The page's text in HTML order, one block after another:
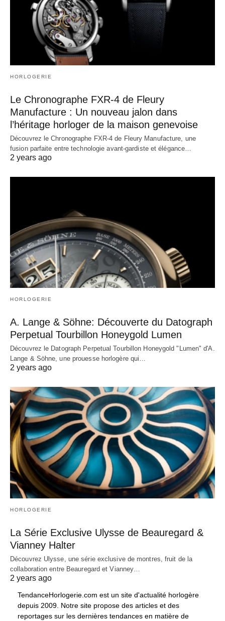
HORLOGERIE
Le Chronographe FXR-4 de Fleury
Manufacture : Un nouveau jalon dans
l’héritage horloger de la maison genevoise
Découvrez le Chronographe FXR-4 de Fleury Manufacture, une
fusion parfaite entre technologie avant-gardiste et élégance…
2 years ago
HORLOGERIE
A. Lange & Söhne: Découverte du Datograph
Perpetual Tourbillon Honeygold Lumen
Découvrez le Datograph Perpetual Tourbillon Honeygold "Lumen" d'A.
Lange & Söhne, une prouesse horlogère qui…
2 years ago
HORLOGERIE
La Série Exclusive Ulysse de Beauregard &
Vianney Halter
Découvrez Ulysse, une série exclusive de montres, fruit de la
collaboration entre Beauregard et Vianney…
2 years ago
TendanceHorlogerie.com est un site d'actualité horlogère
depuis 2009. Notre site propose des articles et des
reportages sur les dernières tendances en matière de